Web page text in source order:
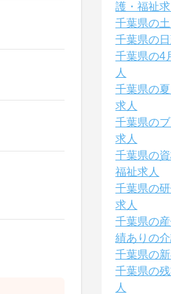
護・福祉求
千葉県の
千葉県の
千葉県の4
人
千葉県の
求人
千葉県の
求人
千葉県の
福祉求人
千葉県の
求人
千葉県の
績ありの
千葉県の
千葉県の
人